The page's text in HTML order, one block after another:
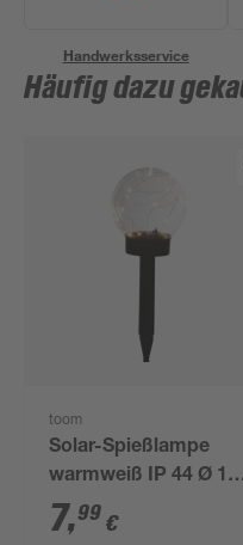
Handwerksservice
Häufig dazu
toom
Solar-Spießlampe
warmweiß IP 44 Ø 15
x 44 cm
7,99 €